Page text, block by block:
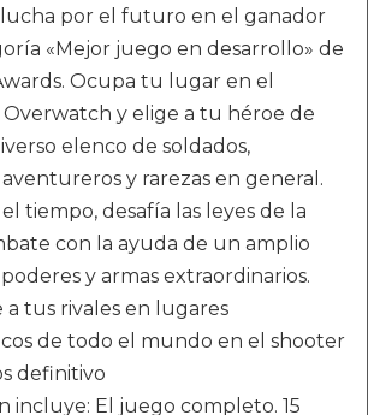
por el futuro en el ganador
«Mejor juego en desarrollo» de
Ocupa tu lugar en el
y elige a tu héroe de
elenco de soldados,
y rarezas en general.
tiempo, desafía las leyes de la
con la ayuda de un amplio
y armas extraordinarios.
tus rivales en lugares
de todo el mundo en el shooter
definitivo
incluye: El juego completo. 15